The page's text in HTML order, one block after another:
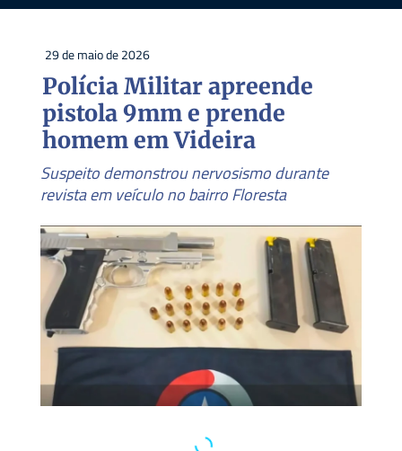
29 de maio de 2026
Polícia Militar apreende
pistola 9mm e prende
homem em Videira
Suspeito demonstrou nervosismo durante
revista em veículo no bairro Floresta